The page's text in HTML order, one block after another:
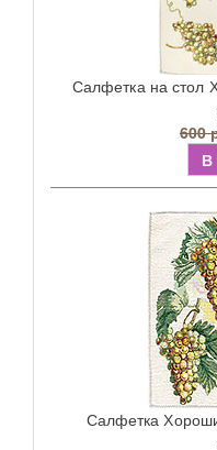
Салфетка на стол
600
В
Салфетка